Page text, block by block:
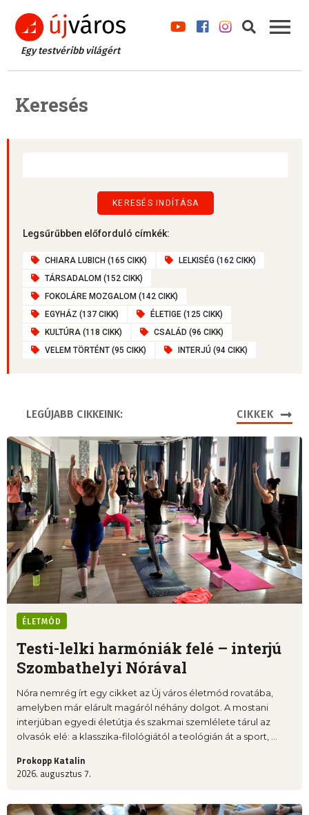
Egy testvéribb világért
Keresés
Legsűrűbben előforduló címkék:
CHIARA LUBICH (165 CIKK)
LELKISÉG (162 CIKK)
TÁRSADALOM (152 CIKK)
FOKOLÁRE MOZGALOM (142 CIKK)
EGYHÁZ (137 CIKK)
ÉLETIGE (125 CIKK)
KULTÚRA (118 CIKK)
CSALÁD (96 CIKK)
VELEM TÖRTÉNT (95 CIKK)
INTERJÚ (94 CIKK)
LEGÚJABB CIKKEINK: CIKKEK
ÉLETMÓD
Testi-lelki harmóniák felé – interjú
Szombathelyi Nórával
Nóra nemrég írt egy cikket az Új város életmód rovatába,
amelyben már elárult magáról néhány dolgot. A mostani
interjúban egyedi életútja és szakmai szemlélete tárul az
olvasók elé: a klasszika-filológiától a teológián át a sport, ...
Prokopp Katalin
2026. augusztus 7.